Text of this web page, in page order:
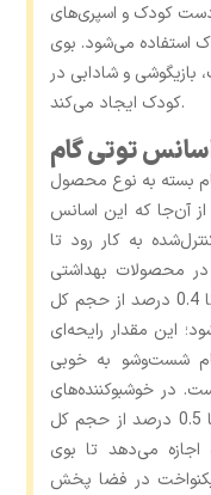
دست کودک و اسپری‌های
استفاده می‌شود. بوی
و شادابی در
کودک ایجاد می‌کند.
توتی گام
بسته به نوع محصول
آن‌جا که این اسانس
به کار رود تا
در محصولات بهداشتی
مانند مایع دستشویی، معمولا بین 0.3 تا 0.4 درصد از حجم کل
این مقدار رایحه‌ای
شست‌وشو به ‌خوبی
در خوشبوکننده‌های
هوا نیز نسبت مصرف اسانس بین 0.3 تا 0.5 درصد از حجم کل
اجازه می‌دهد تا بوی
در فضا پخش